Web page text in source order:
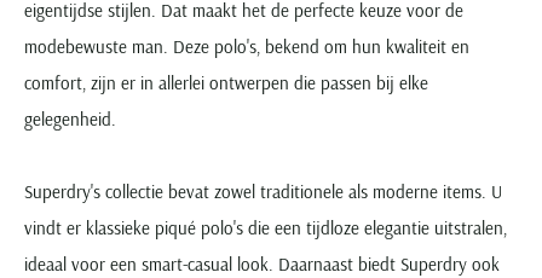
eigentijdse stijlen. Dat maakt het de perfecte keuze voor de
modebewuste man. Deze polo's, bekend om hun kwaliteit en
comfort, zijn er in allerlei ontwerpen die passen bij elke
gelegenheid.
Superdry's collectie bevat zowel traditionele als moderne items. U
vindt er klassieke piqué polo's die een tijdloze elegantie uitstralen,
ideaal voor een smart-casual look. Daarnaast biedt Superdry ook